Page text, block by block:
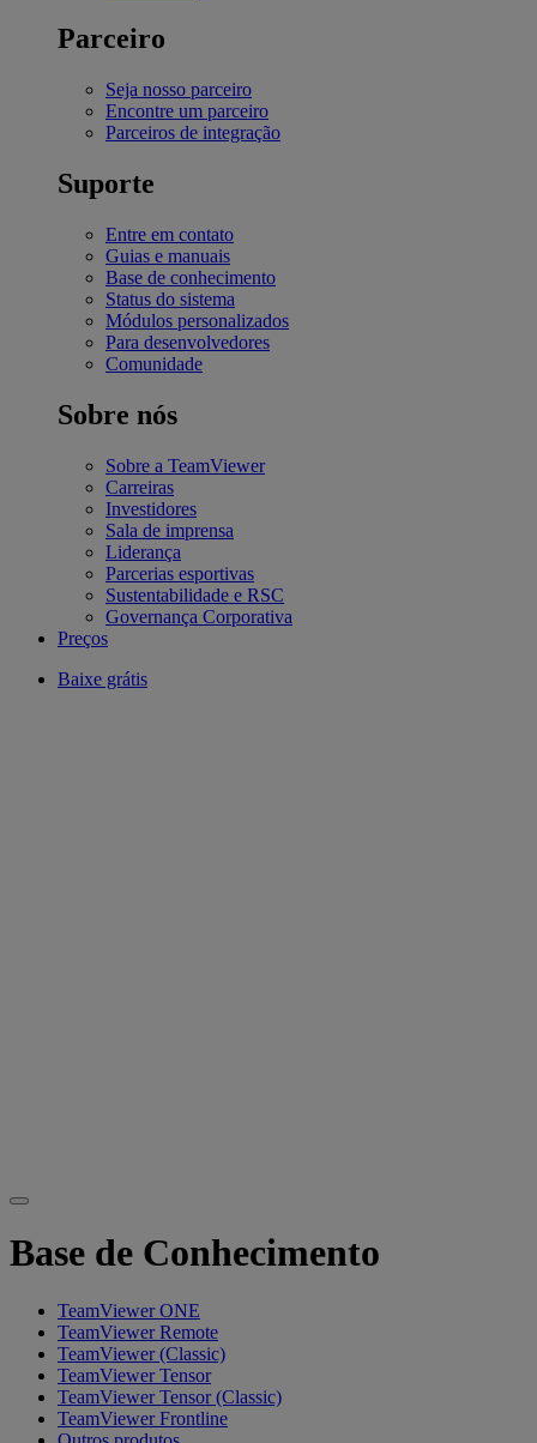
Parceiro
Seja nosso parceiro
Encontre um parceiro
Parceiros de integração
Suporte
Entre em contato
Guias e manuais
Base de conhecimento
Status do sistema
Módulos personalizados
Para desenvolvedores
Comunidade
Sobre nós
Sobre a TeamViewer
Carreiras
Investidores
Sala de imprensa
Liderança
Parcerias esportivas
Sustentabilidade e RSC
Governança Corporativa
Preços
Baixe grátis
Base de Conhecimento
TeamViewer ONE
TeamViewer Remote
TeamViewer (Classic)
TeamViewer Tensor
TeamViewer Tensor (Classic)
TeamViewer Frontline